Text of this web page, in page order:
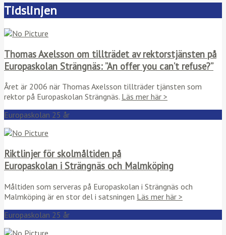
Tidslinjen
Thomas Axelsson om tillträdet av rektorstjänsten på
Europaskolan Strängnäs: ”An offer you can’t refuse?”
Året är 2006 när Thomas Axelsson tillträder tjänsten som
rektor på Europaskolan Strängnäs. Läs mer här >
Europaskolan 25 år
Riktlinjer för skolmåltiden på
Europaskolan i Strängnäs och Malmköping
Måltiden som serveras på Europaskolan i Strängnäs och
Malmköping är en stor del i satsningen Läs mer här >
Europaskolan 25 år